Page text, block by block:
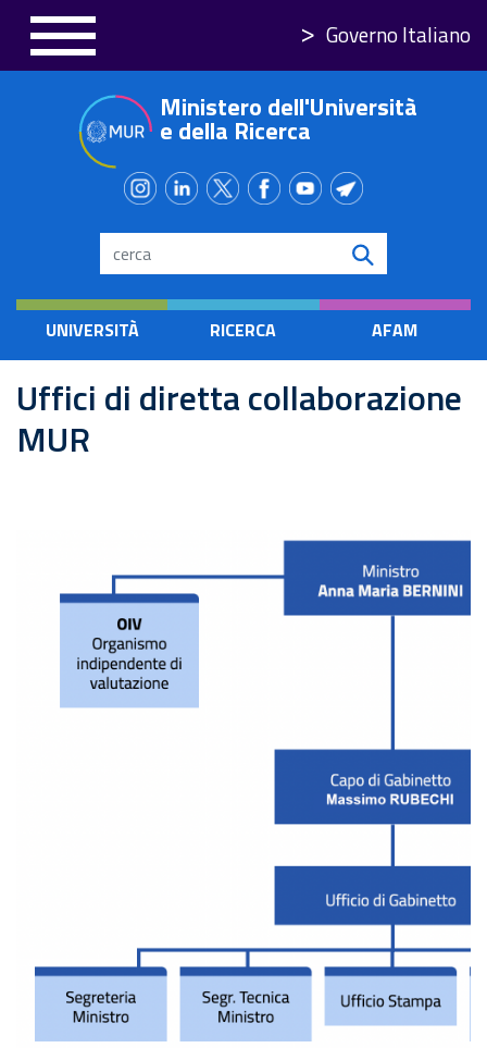
principale
Governo Italiano
Ministero dell'Università
e della Ricerca
Search
UNIVERSITÀ RICERCA AFAM
Uffici di diretta collaborazione
MUR